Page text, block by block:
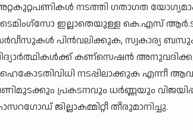
നടത്തി ഗതാഗത
ഇല്ലാതെയുള്ള കെ.എസ്
പിന്‍വലിക്കുക, സ്വകാര്യ
കണ്‌സെഷന്‍
നടപ്പിലാക്കുക എന്നീ
പ്രകടനവും ധര്‍ണ്ണയും
ജില്ലാകമ്മിറ്റീ തീരുമാനിച്ചു.